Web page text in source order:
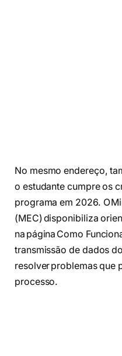
No mesmo endereço,
o estudante cumpre os
programa em 2026. O
(MEC) disponibiliza
na página Como
transmissão de dados
resolver problemas que
processo.